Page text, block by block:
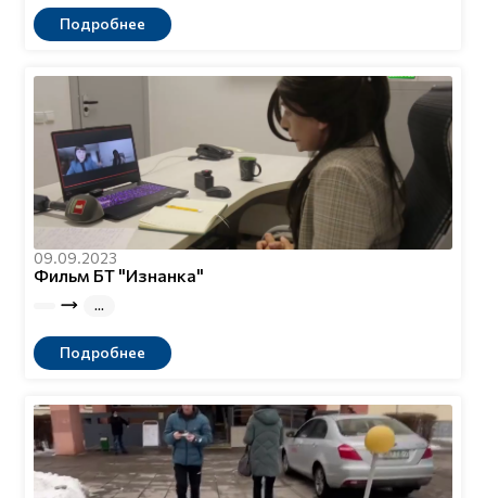
Подробнее
09.09.2023
Фильм БТ "Изнанка"
Подробнее